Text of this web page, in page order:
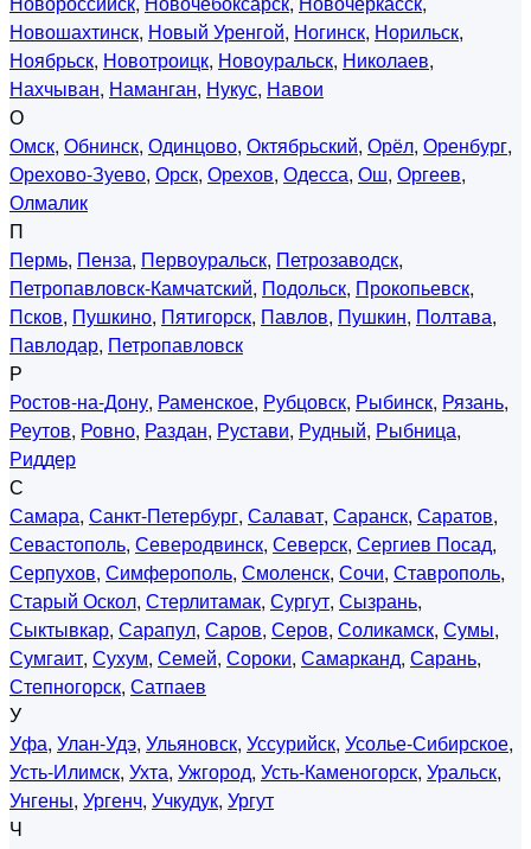
Новошахтинск, Новый Уренгой, Ногинск, Норильск,
Ноябрьск, Новотроицк, Новоуральск, Николаев,
Нахчыван, Наманган, Нукус, Навои
О
Омск, Обнинск, Одинцово, Октябрьский, Орёл, Оренбург,
Орехово-Зуево, Орск, Орехов, Одесса, Ош, Оргеев,
Олмалик
П
Пермь, Пенза, Первоуральск, Петрозаводск,
Петропавловск-Камчатский, Подольск, Прокопьевск,
Псков, Пушкино, Пятигорск, Павлов, Пушкин, Полтава,
Павлодар, Петропавловск
Р
Ростов-на-Дону, Раменское, Рубцовск, Рыбинск, Рязань,
Реутов, Ровно, Раздан, Рустави, Рудный, Рыбница,
Риддер
С
Самара, Санкт-Петербург, Салават, Саранск, Саратов,
Севастополь, Северодвинск, Северск, Сергиев Посад,
Серпухов, Симферополь, Смоленск, Сочи, Ставрополь,
Старый Оскол, Стерлитамак, Сургут, Сызрань,
Сыктывкар, Сарапул, Саров, Серов, Соликамск, Сумы,
Сумгаит, Сухум, Семей, Сороки, Самарканд, Сарань,
Степногорск, Сатпаев
У
Уфа, Улан-Удэ, Ульяновск, Уссурийск, Усолье-Сибирское,
Усть-Илимск, Ухта, Ужгород, Усть-Каменогорск, Уральск,
Унгены, Ургенч, Учкудук, Ургут
Ч